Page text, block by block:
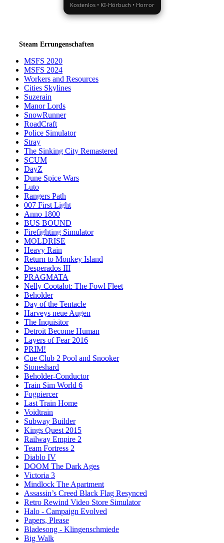
Kostenlos • KI-Hörbuch • Horror
Steam Errungenschaften
MSFS 2020
MSFS 2024
Workers and Resources
Cities Skylines
Suzerain
Manor Lords
SnowRunner
RoadCraft
Police Simulator
Stray
The Sinking City Remastered
SCUM
DayZ
Dune Spice Wars
Luto
Rangers Path
007 First Light
Anno 1800
BUS BOUND
Firefighting Simulator
MOLDRISE
Heavy Rain
Return to Monkey Island
Desperados III
PRAGMATA
Nelly Cootalot: The Fowl Fleet
Beholder
Day of the Tentacle
Harveys neue Augen
The Inquisitor
Detroit Become Human
Layers of Fear 2016
PRIM!
Cue Club 2 Pool and Snooker
Stoneshard
Beholder-Conductor
Train Sim World 6
Fogpiercer
Last Train Home
Voidtrain
Subway Builder
Kings Quest 2015
Railway Empire 2
Team Fortress 2
Diablo IV
DOOM The Dark Ages
Victoria 3
Mindlock The Apartment
Assassin’s Creed Black Flag Resynced
Retro Rewind Video Store Simulator
Halo - Campaign Evolved
Papers, Please
Bladesong - Klingenschmiede
Big Walk